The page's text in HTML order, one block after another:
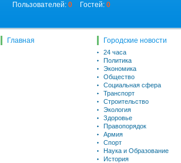
Пользователей: 0 Гостей: 0
Главная Городские новости
24 часа
Политика
Экономика
Общество
Социальная сфера
Транспорт
Строительство
Экология
Здоровье
Правопорядок
Армия
Спорт
Наука и Образование
История